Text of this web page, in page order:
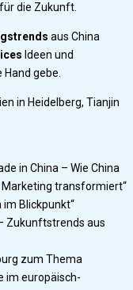
die Zukunft.
aus China
Ideen und
gebe.
in Heidelberg, Tianjin
in China – Wie China
Marketing transformiert“
im Blickpunkt“
Zukunftstrends aus
zum Thema
im europäisch-